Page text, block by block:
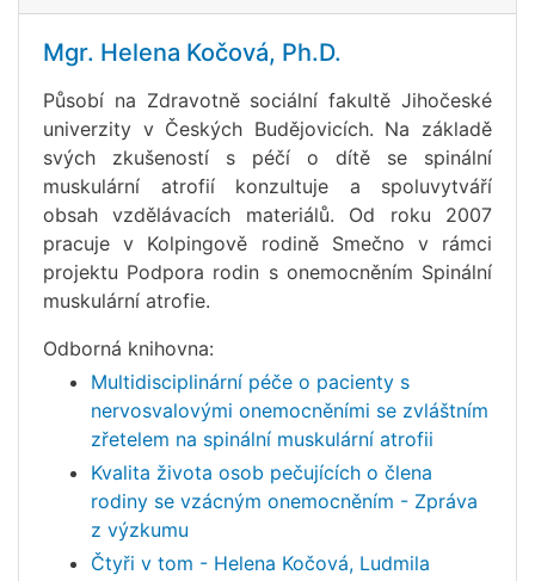
Mgr. Helena Kočová, Ph.D.
Působí na Zdravotně sociální fakultě Jihočeské
univerzity v Českých Budějovicích. Na základě
svých zkušeností s péčí o dítě se spinální
muskulární atrofií konzultuje a spoluvytváří
obsah vzdělávacích materiálů. Od roku 2007
pracuje v Kolpingově rodině Smečno v rámci
projektu Podpora rodin s onemocněním Spinální
muskulární atrofie.
Odborná knihovna:
Multidisciplinární péče o pacienty s
nervosvalovými onemocněními se zvláštním
zřetelem na spinální muskulární atrofii
Kvalita života osob pečujících o člena
rodiny se vzácným onemocněním - Zpráva
z výzkumu
Čtyři v tom - Helena Kočová, Ludmila